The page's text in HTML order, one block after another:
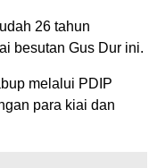
26 tahun
besutan Gus Dur ini.
melalui PDIP
para kiai dan